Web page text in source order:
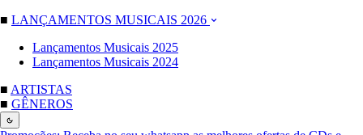
■ LANÇAMENTOS MUSICAIS 2026
Lançamentos Musicais 2025
Lançamentos Musicais 2024
■ ARTISTAS
■ GÊNEROS